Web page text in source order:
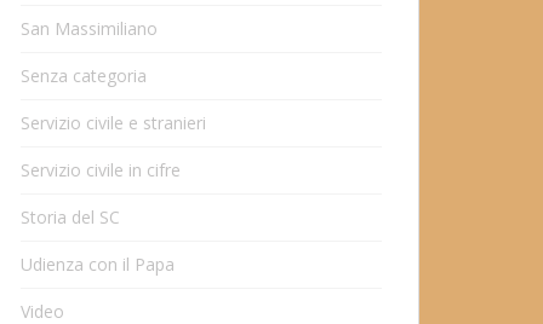
San Massimiliano
Senza categoria
Servizio civile e stranieri
Servizio civile in cifre
Storia del SC
Udienza con il Papa
Video